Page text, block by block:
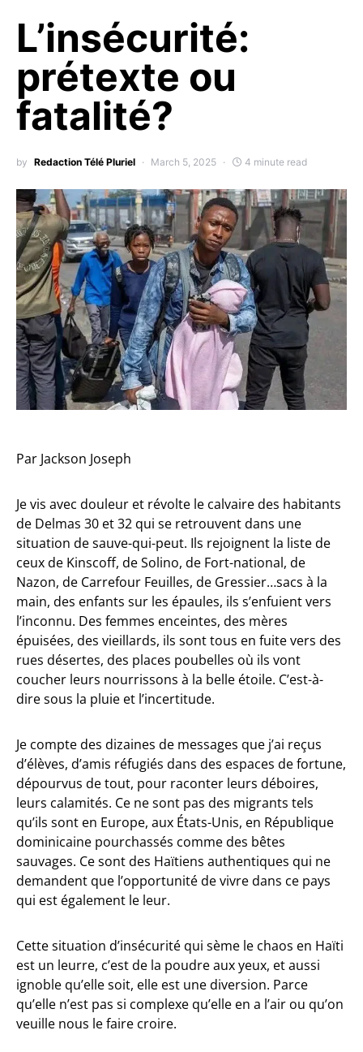
L’insécurité:
prétexte ou
fatalité?
by Redaction Télé Pluriel March 5, 2025 4 minute read
Par Jackson Joseph
Je vis avec douleur et révolte le calvaire des habitants
de Delmas 30 et 32 qui se retrouvent dans une
situation de sauve-qui-peut. Ils rejoignent la liste de
ceux de Kinscoff, de Solino, de Fort-national, de
Nazon, de Carrefour Feuilles, de Gressier…sacs à la
main, des enfants sur les épaules, ils s’enfuient vers
l’inconnu. Des femmes enceintes, des mères
épuisées, des vieillards, ils sont tous en fuite vers des
rues désertes, des places poubelles où ils vont
coucher leurs nourrissons à la belle étoile. C’est-à-
dire sous la pluie et l’incertitude.
Je compte des dizaines de messages que j’ai reçus
d’élèves, d’amis réfugiés dans des espaces de fortune,
dépourvus de tout, pour raconter leurs déboires,
leurs calamités. Ce ne sont pas des migrants tels
qu’ils sont en Europe, aux États-Unis, en République
dominicaine pourchassés comme des bêtes
sauvages. Ce sont des Haïtiens authentiques qui ne
demandent que l’opportunité de vivre dans ce pays
qui est également le leur.
Cette situation d’insécurité qui sème le chaos en Haïti
est un leurre, c’est de la poudre aux yeux, et aussi
ignoble qu’elle soit, elle est une diversion. Parce
qu’elle n’est pas si complexe qu’elle en a l’air ou qu’on
veuille nous le faire croire.